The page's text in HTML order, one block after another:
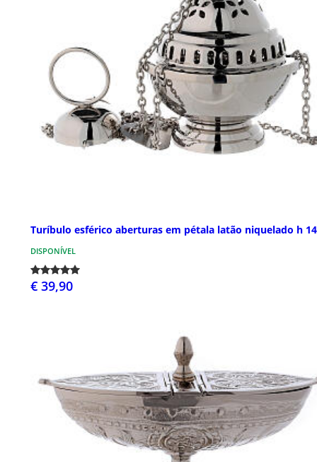
Turíbulo esférico aberturas em pétala latão niquelado h
DISPONÍVEL
€ 39,90